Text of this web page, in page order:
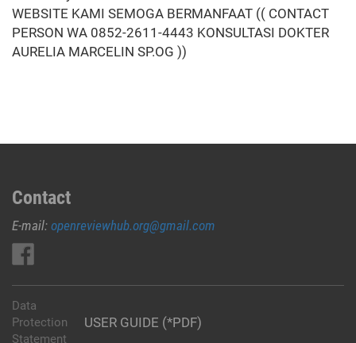
Contact
E-mail: openreviewhub.org@gmail.com
USER GUIDE (*PDF)
Data
Protection
Statement